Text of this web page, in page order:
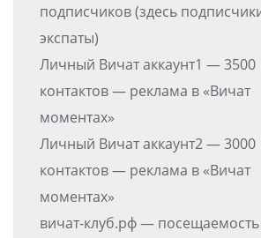
подписчиков (здесь
экспаты)
Личный Вичат аккаунт1 — 3500
контактов — реклама в «Вичат
моментах»
Личный Вичат аккаунт2 — 3000
контактов — реклама в «Вичат
моментах»
вичат-клуб.рф — посещаемость